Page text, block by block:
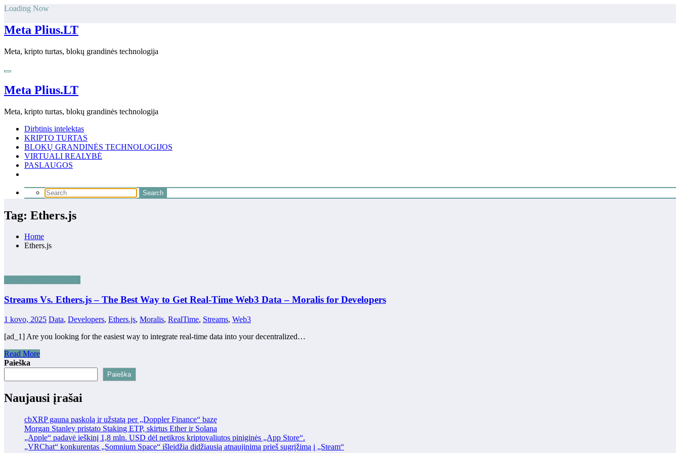
Skip
content
Loading Now
Meta Plius.LT
Meta, kripto turtas, blokų grandinės technologija
Meta Plius.LT
Meta, kripto turtas, blokų grandinės technologija
Dirbtinis intelektas
KRIPTO TURTAS
BLOKŲ GRANDINĖS TECHNOLOGIJOS
VIRTUALI REALYBĖ
PASLAUGOS
Tag: Ethers.js
Home
Ethers.js
Streams Vs. Ethers.js – The Best Way to Get Real-Time Web3 Data – Moralis for Developers
1 kovo, 2025 Data, Developers, Ethers.js, Moralis, RealTime, Streams, Web3
[ad_1] Are you looking for the easiest way to integrate real-time data into your decentralized…
Read More
Paieška
Paieška
Naujausi įrašai
cbXRP gauna paskolą ir užstatą per „Doppler Finance“ bazę
Morgan Stanley pristato Staking ETP, skirtus Ether ir Solana
„Apple“ padavė ieškinį 1,8 mln. USD dėl netikros kriptovaliutos piniginės „App Store“.
„VRChat“ konkurentas „Somnium Space“ išleidžia didžiausią atnaujinimą prieš sugrįžimą į „Steam“